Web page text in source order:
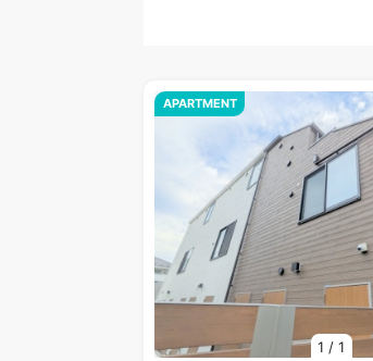
1 /1
APARTMENT